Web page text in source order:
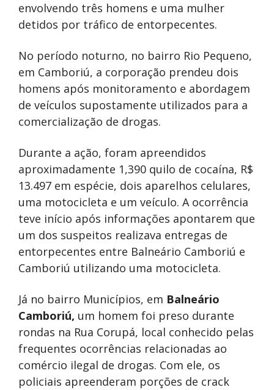
envolvendo três homens e uma mulher
detidos por tráfico de entorpecentes.
No período noturno, no bairro Rio Pequeno,
em Camboriú, a corporação prendeu dois
homens após monitoramento e abordagem
de veículos supostamente utilizados para a
comercialização de drogas.
Durante a ação, foram apreendidos
aproximadamente 1,390 quilo de cocaína, R$
13.497 em espécie, dois aparelhos celulares,
uma motocicleta e um veículo. A ocorrência
teve início após informações apontarem que
um dos suspeitos realizava entregas de
entorpecentes entre Balneário Camboriú e
Camboriú utilizando uma motocicleta.
Já no bairro Municípios, em Balneário
Camboriú, um homem foi preso durante
rondas na Rua Corupá, local conhecido pelas
frequentes ocorrências relacionadas ao
comércio ilegal de drogas. Com ele, os
policiais apreenderam porções de crack